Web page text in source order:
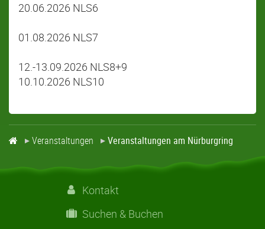
20.06.2026 NLS6
01.08.2026 NLS7
12.-13.09.2026 NLS8+9
10.10.2026 NLS10
Veranstaltungen Veranstaltungen am Nürburgring
Kontakt
Suchen & Buchen